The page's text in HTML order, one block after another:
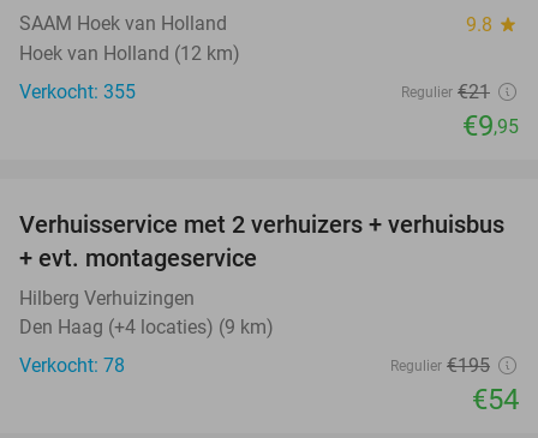
SAAM Hoek van Holland 9.8 star
Hoek van Holland (12 km)
Verkocht: 355
Regulier €21
€9,95
72%
Verhuisservice met 2 verhuizers + verhuisbus
+ evt. montageservice
Hilberg Verhuizingen
Den Haag (+4 locaties) (9 km)
Verkocht: 78
Regulier €195
€54